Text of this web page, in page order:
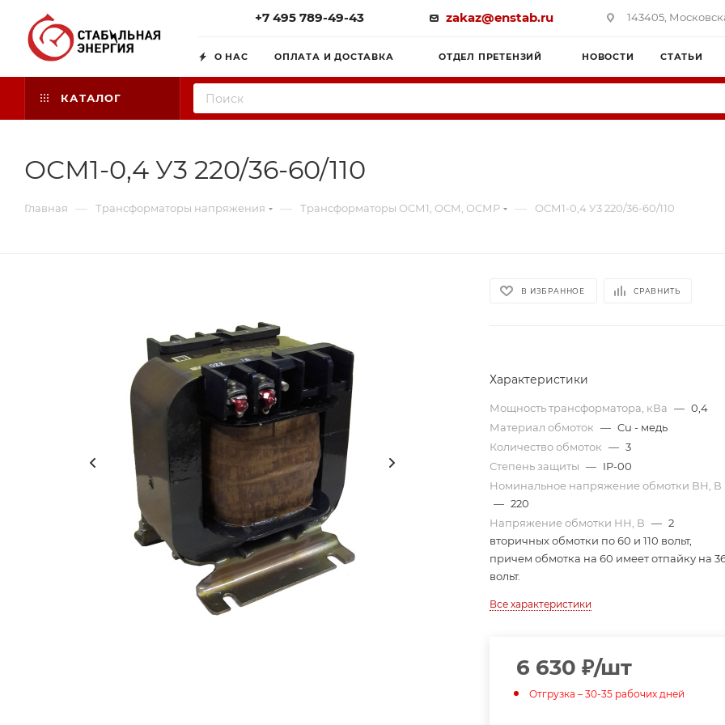
+7 495 789-49-43 zakaz@enstab.ru 143405,
О НАС ОПЛАТА И ДОСТАВКА ОТДЕЛ ПРЕТЕНЗИЙ НОВОСТИ СТАТЬИ
КАТАЛОГ
ОСМ1-0,4 У3 220/36-60/110
Главная — Трансформаторы напряжения — Трансформаторы ОСМ1, ОСМ, ОСМР — ОСМ1-0,4 У3 220/36-60/110
В ИЗБРАННОЕ СРАВНИТЬ
Характеристики
Мощность трансформатора, кВа — 0,4
Материал обмоток — Cu - медь
Количество обмоток — 3
Степень защиты — IP-00
Номинальное напряжение обмотки ВН, В
— 220
Напряжение обмотки НН, В — 2
вторичных обмотки по 60 и 110 вольт,
причем обмотка на 60 имеет отпайку на
вольт.
Все характеристики
6 630 ₽/шт
Отгрузка – 30-35 рабочих дней